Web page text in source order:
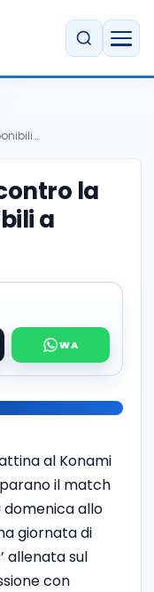
la
a
al Konami
il match
allo
giornata di
allenata sul
con